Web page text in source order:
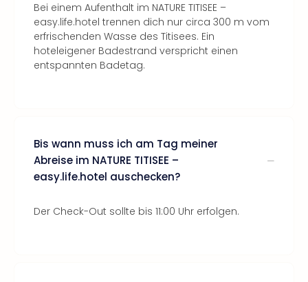
Bei einem Aufenthalt im NATURE TITISEE –
easy.life.hotel trennen dich nur circa 300 m vom
erfrischenden Wasse des Titisees. Ein
hoteleigener Badestrand verspricht einen
entspannten Badetag.
Bis wann muss ich am Tag meiner
Abreise im NATURE TITISEE –
easy.life.hotel auschecken?
Der Check-Out sollte bis 11:00 Uhr erfolgen.